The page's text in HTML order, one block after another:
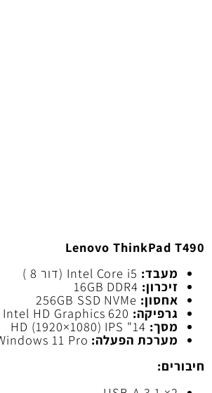
Lenovo ThinkPad
Intel Core i5 (דור 8 )
16GB DDR4
256GB SSD NVMe
Intel HD Graphics 620
14" HD (1920×1080) IPS
הפעלה: